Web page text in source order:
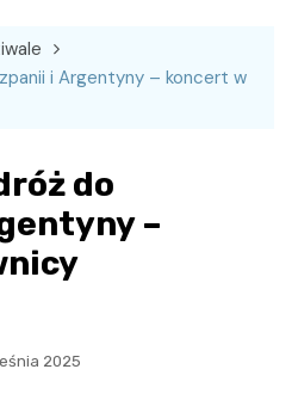
i Argentyny – koncert w
do
–
2025